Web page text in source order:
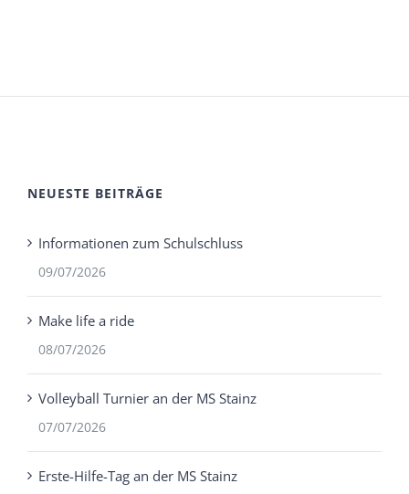
NEUESTE BEITRÄGE
Informationen zum Schulschluss
09/07/2026
Make life a ride
08/07/2026
Volleyball Turnier an der MS Stainz
07/07/2026
Erste-Hilfe-Tag an der MS Stainz